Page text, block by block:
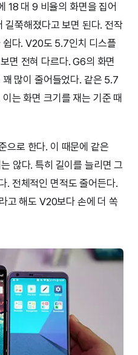
18 대 9 비율의 화면을 집어
길쭉해졌다고 보면 된다. 전작
쉽다. V20도 5.7인치 디스플
면 전혀 다르다. G6의 화면
많이 줄어들었다. 같은 5.7
는 화면 크기를 재는 기준 때
으로 한다. 이 때문에 같은
않다. 특히 길이를 늘리면 그
. 전체적인 면적도 줄어든다.
고 해도 V20보다 손에 더 쏙